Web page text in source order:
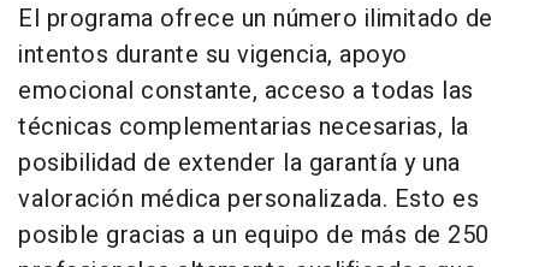
El programa ofrece un número ilimitado de
intentos durante su vigencia, apoyo
emocional constante, acceso a todas las
técnicas complementarias necesarias, la
posibilidad de extender la garantía y una
valoración médica personalizada. Esto es
posible gracias a un equipo de más de 250